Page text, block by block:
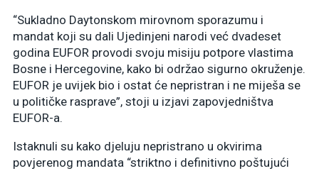
“Sukladno Daytonskom mirovnom sporazumu i
mandat koji su dali Ujedinjeni narodi već dvadeset
godina EUFOR provodi svoju misiju potpore vlastima
Bosne i Hercegovine, kako bi održao sigurno okruženje.
EUFOR je uvijek bio i ostat će nepristran i ne miješa se
u političke rasprave”, stoji u izjavi zapovjedništva
EUFOR-a.
Istaknuli su kako djeluju nepristrano u okvirima
povjerenog mandata “striktno i definitivno poštujući